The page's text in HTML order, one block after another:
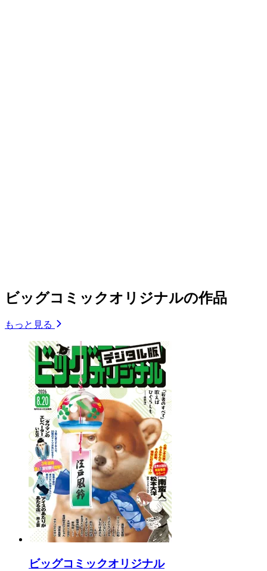
ビッグコミックオリジナルの作品
もっと見る
ビッグコミックオリジナル